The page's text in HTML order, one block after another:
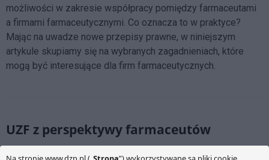
możliwości w zakresie współpracy pomiędzy farmaceutami
a firmami farmaceutycznymi. Co oznacza to w praktyce?
Mając na uwadze nowe przepisy prawne, w niniejszym
artykule skupiamy się na wybranych zagadnieniach, które
mogą być interesujące dla firm farmaceutycznych.
UZF z perspektywy farmaceutów
31 maja 2021 Aleksandra Łukasiuk|Mateusz Kunecki |Paulina